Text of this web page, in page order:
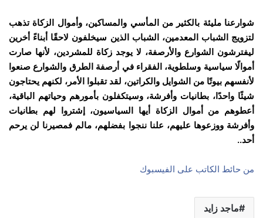
شوارعنا مليئة بالكثير من المأسي والمساكين، وأموال الزكاة تذهب
لتزويج الشباب المعدمين، الشباب الذين سيخلفون لاحقًا أبناءً أخرين
ليفترشون الشوارع والأرصفة، لا يوجد زكاة للمشردين، لأنها صارت
أموالًا سياسية وسلطوية، الفقراء في أرصفة الطرق والشوارع صنعوا
لأنفسهم بيوتًا من الشوايل والكراتين، لقد تقبلوا الأمر، لكنهم يحتاجون
شيئًا واحدًا، بطانيات وأفرشة، وسيتكفلون بأمورهم وحياتهم الباقية،
أعطوهم من أموال الزكاة أيها السياسيون، إشتروا لهم بطانيات
وأفرشة ووزعوها عليهم، علنا ننجوا بفضلهم، مالم فمصيرنا لن يرحم
أحد..
من حائط الكاتب على الفيسبوك
ماجد زايد